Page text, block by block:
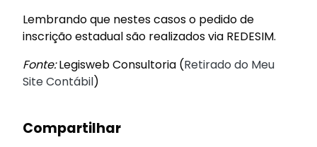
Lembrando que nestes casos o pedido de
inscrição estadual são realizados via REDESIM.
Fonte:Legisweb Consultoria (Retirado do Meu
Site Contábil)
Compartilhar